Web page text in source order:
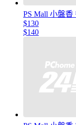
PS Mall 小盤
$130
$140